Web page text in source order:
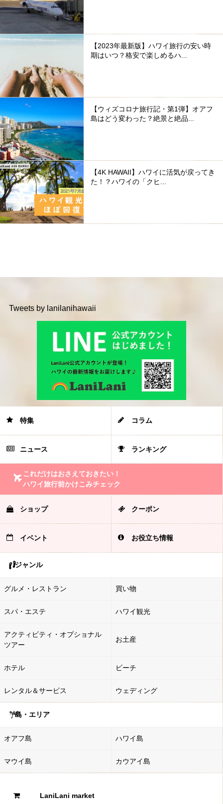
【2023年最新版】ハワイ旅行の安い時
期はいつ？格安で楽しめるハ...
【ウィズコロナ旅行記・第1弾】オアフ
島はどう変わった？絶景と絶品...
【4K HAWAII】ハワイに活気が戻ってき
た！？ハワイの「クヒ...
Tweets by lanilanihawaii
特集 コラム
ニュース ランキング
これだけはおさえておきたい！
ハワイ旅行前かけこみチェック
ショップ クーポン
イベント お役立ち情報
ジャンル
グルメ・レストラン 買い物
スパ・エステ ハワイ観光
アクティビティ・オプショナル
ツアー
お土産
ホテル ビーチ
レンタル＆サービス ウェディング
島・エリア
オアフ島 ハワイ島
マウイ島 カウアイ島
LaniLani market